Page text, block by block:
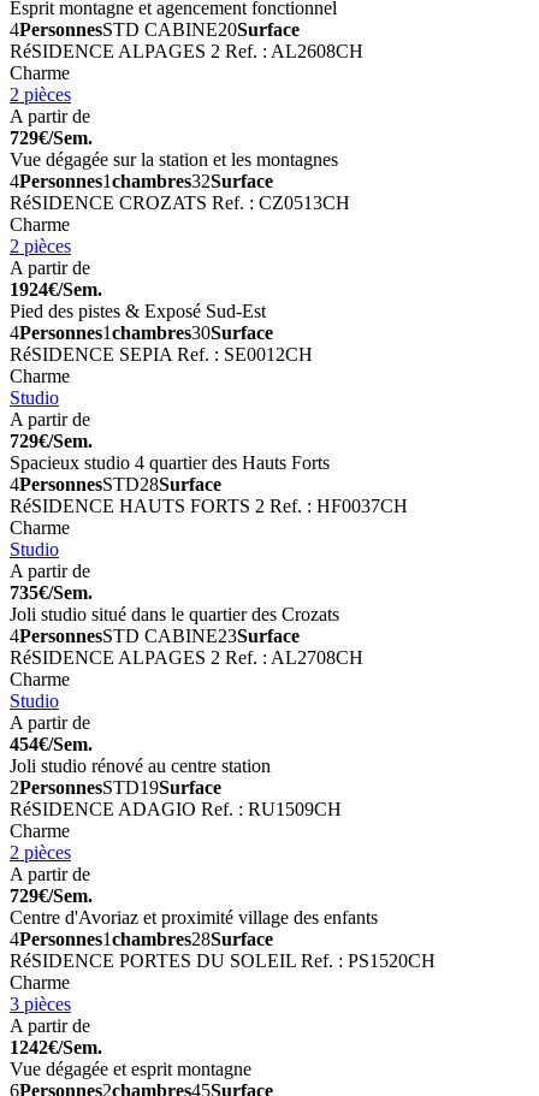
Esprit montagne et agencement fonctionnel
4PersonnesSTD CABINE20Surface
RéSIDENCE ALPAGES 2 Ref. : AL2608CH
Charme
2 pièces
A partir de
729€/Sem.
Vue dégagée sur la station et les montagnes
4Personnes1chambres32Surface
RéSIDENCE CROZATS Ref. : CZ0513CH
Charme
2 pièces
A partir de
1924€/Sem.
Pied des pistes & Exposé Sud-Est
4Personnes1chambres30Surface
RéSIDENCE SEPIA Ref. : SE0012CH
Charme
Studio
A partir de
729€/Sem.
Spacieux studio 4 quartier des Hauts Forts
4PersonnesSTD28Surface
RéSIDENCE HAUTS FORTS 2 Ref. : HF0037CH
Charme
Studio
A partir de
735€/Sem.
Joli studio situé dans le quartier des Crozats
4PersonnesSTD CABINE23Surface
RéSIDENCE ALPAGES 2 Ref. : AL2708CH
Charme
Studio
A partir de
454€/Sem.
Joli studio rénové au centre station
2PersonnesSTD19Surface
RéSIDENCE ADAGIO Ref. : RU1509CH
Charme
2 pièces
A partir de
729€/Sem.
Centre d'Avoriaz et proximité village des enfants
4Personnes1chambres28Surface
RéSIDENCE PORTES DU SOLEIL Ref. : PS1520CH
Charme
3 pièces
A partir de
1242€/Sem.
Vue dégagée et esprit montagne
6Personnes2chambres45Surface